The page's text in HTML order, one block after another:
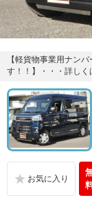
【軽貨物事業用ナン
す！！】・・・詳し